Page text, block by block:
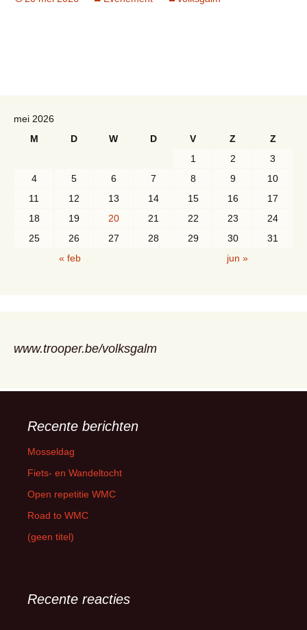
mei 2026
M
D W D V Z
Z
1
2
3
4
5 6 7 8 9
10
11
12 13 14 15 16
17
18
19 20 21 22 23
24
25
26 27 28 29 30
31
« feb
jun »
www.trooper.be/volksgalm
Recente berichten
Mosseldag
Fiets- en Wandeltocht
Open repetitie WMC
Road to WMC
(geen titel)
Recente reacties